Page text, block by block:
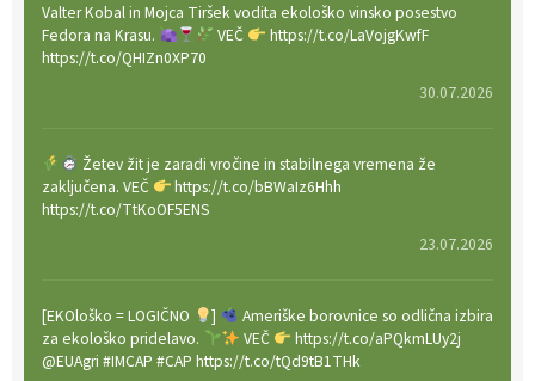
Valter Kobal in Mojca Tiršek vodita ekološko vinsko posestvo
Fedora na Krasu.
VEČ
https://t.co/LaVojgKwfF
https://t.co/QHIZn0XP70
30.07.2026
Žetev žit je zaradi vročine in stabilnega vremena že
zaključena. VEČ
https://t.co/bBWaIz6Hhh
https://t.co/TtKoOF5ENS
23.07.2026
[EKOloško = LOGIČNO ]
Ameriške borovnice so odlična izbira
za ekološko pridelavo.
VEČ
https://t.co/aPQkmLUy2j
@EUAgri #IMCAP #CAP https://t.co/tQd9tB1THk